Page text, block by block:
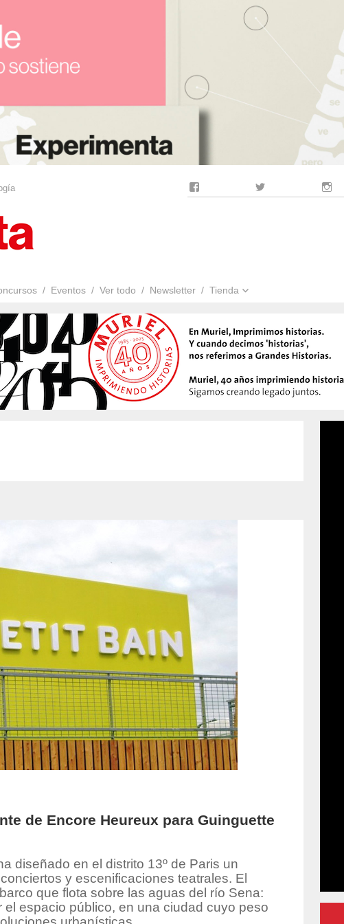
Eventos Ver todo Newsletter Tienda
de Encore Heureux para Guinguette
diseñado en el distrito 13º de Paris un
y escenificaciones teatrales. El
que flota sobre las aguas del río Sena:
espacio público, en una ciudad cuyo peso